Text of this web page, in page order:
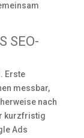
SEO-
Erste
messbar,
nach
kurzfristig
Ads